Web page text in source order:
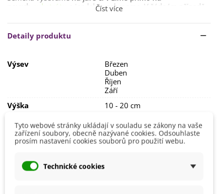
povrch
substrátu
a jen lehce zahrneme. V žádném případě
Před výsevem doporučujeme
alespoň po dobu 1 měsíce
Stanoviště volíme
slunečné s dobře
půdou
Číst více
Detaily produktu
Výsev
Březen
Duben
Říjen
Září
Výška
10 - 20 cm
Stanoviště
Slunečné
Barva Květů
Bílá
Tyto webové stránky ukládají v souladu se zákony na vaše
zařízení soubory, obecně nazývané cookies. Odsouhlaste
prosím nastavení cookies souborů pro použití webu.
Technické cookies